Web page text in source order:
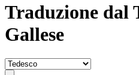
Traduzione dal
Gallese